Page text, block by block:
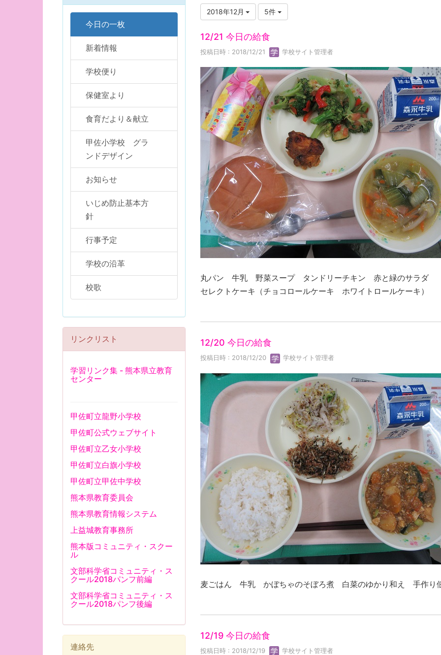
2018年12月 5件
12/21 今日の給食
投稿日時 : 2018/12/21 学校サイト管理者
丸パン 牛乳 野菜スープ タンドリーチキン 赤と緑のサラダ
セレクトケーキ（チョコロールケーキ ホワイトロールケーキ）
12/20 今日の給食
投稿日時 : 2018/12/20 学校サイト管理者
麦ごはん 牛乳 かぼちゃのそぼろ煮 白菜のゆかり和え 手作り
12/19 今日の給食
投稿日時 : 2018/12/19 学校サイト管理者
今日の一枚
新着情報
学校便り
保健室より
食育だより＆献立
甲佐小学校 グラ
ンドデザイン
お知らせ
いじめ防止基本方
針
行事予定
学校の沿革
校歌
リンクリスト
学習リンク集 - 熊本県立教育
センター
甲佐町立龍野小学校
甲佐町公式ウェブサイト
甲佐町立乙女小学校
甲佐町立白旗小学校
甲佐町立甲佐中学校
熊本県教育委員会
熊本県教育情報システム
上益城教育事務所
熊本版コミュニティ・スクー
ル
文部科学省コミュニティ・ス
クール2018パンフ前編
文部科学省コミュニティ・ス
クール2018パンフ後編
連絡先